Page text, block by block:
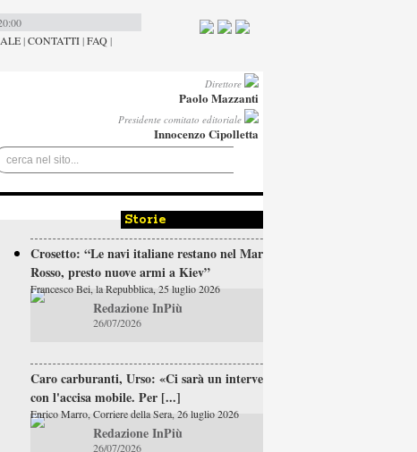
|CONTATTI|FAQ|
Direttore
Paolo Mazzanti
Presidente comitato editoriale
Innocenzo Cipolletta
Storie
Crosetto: “Le navi italiane restano nel Mar
Rosso, presto nuove armi a Kiev”
Francesco Bei, la Repubblica, 25 luglio 2026
Redazione InPiù
26/07/2026
Caro carburanti, Urso: «Ci sarà un intervento
con l'accisa mobile. Per [...]
Enrico Marro, Corriere della Sera, 26 luglio 2026
Redazione InPiù
26/07/2026